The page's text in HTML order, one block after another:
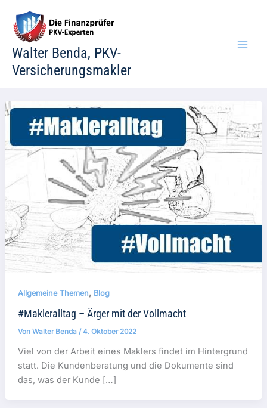
Inhalt
springen
Walter Benda, PKV-
Versicherungsmakler
Allgemeine Themen, Blog
#Makleralltag – Ärger mit der Vollmacht
Von Walter Benda /4. Oktober 2022
Viel von der Arbeit eines Maklers findet im Hintergrund
statt. Die Kundenberatung und die Dokumente sind
das, was der Kunde […]